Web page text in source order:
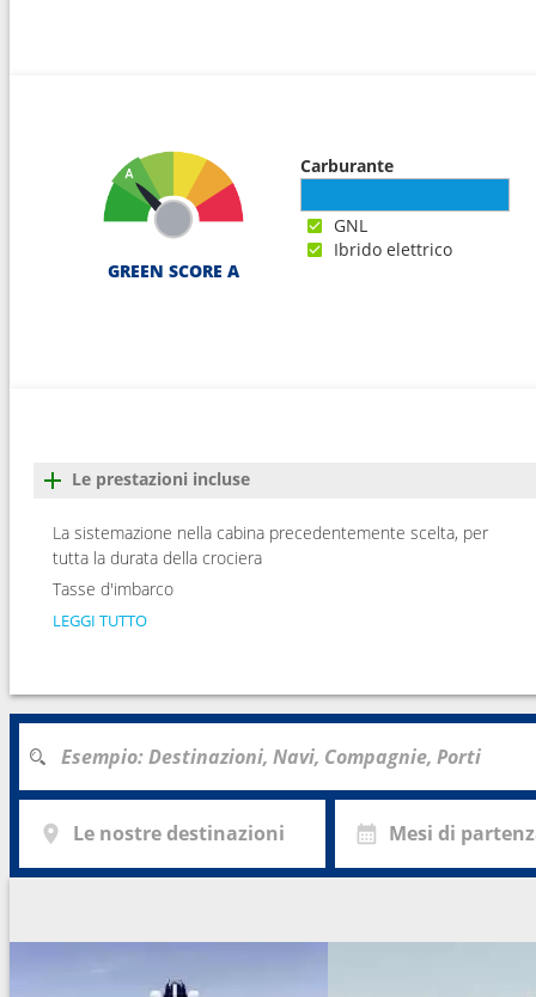
GREEN SCORE A
Carburante
GNL
Ibrido elettrico
Le prestazioni incluse
La sistemazione nella cabina precedentemente scelta, per
tutta la durata della crociera
Tasse d'imbarco
LEGGI TUTTO
Le nostre destinazioni Mesi di